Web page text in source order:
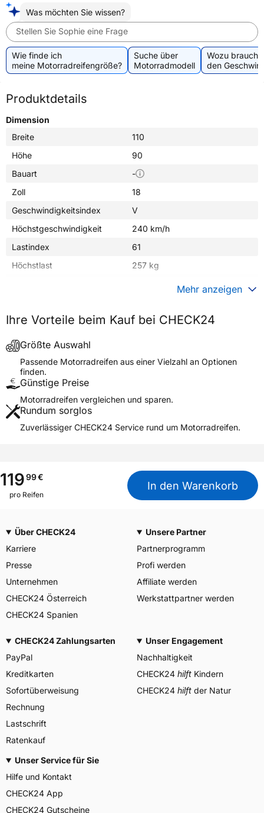
Was möchten Sie wissen?
Stellen Sie Sophie eine Frage
Wie finde ich
meine Motorradreifengröße?
Suche über
Motorradmodell
Wozu
den
Produktdetails
Dimension
Breite
110
Höhe
90
Bauart
-
Zoll
18
Geschwindigkeitsindex
V
Höchstgeschwindigkeit
240 km/h
Lastindex
61
Höchstlast
257 kg
Fahrzeugtyp
Motorrad
Verwendung
Modellname
ARROWMAX STREETSMART
Reifenposition
Motorradtyp
Street
Weitere Eigenschaften
M+S
Nein
Motorrad Kennzeichnung
M/C
Allgemeine Produktsicherheit (GPSR)
Herstellerkontakt
Goodyear S.A. Innovation
Center, Avenue Gordon Smith
7750 Colmar-Berg
Luxemburg,
Mehr anzeigen
Ihre Vorteile beim Kauf bei CHECK24
Größte Auswahl
Passende Motorradreifen aus einer Vielzahl an Optionen
finden.
Günstige Preise
Motorradreifen vergleichen und sparen.
Rundum sorglos
Zuverlässiger CHECK24 Service rund um Motorradreifen.
11999€
pro Reifen
In den Warenkorb
Über CHECK24
Karriere
Presse
Unternehmen
CHECK24 Österreich
CHECK24 Spanien
Unsere Partner
Partnerprogramm
Profi werden
Affiliate werden
Werkstattpartner werden
CHECK24 Zahlungsarten
PayPal
Kreditkarten
Sofortüberweisung
Rechnung
Lastschrift
Ratenkauf
Unser Engagement
Nachhaltigkeit
CHECK24 hilft Kindern
CHECK24 hilft der Natur
Unser Service für Sie
Hilfe und Kontakt
CHECK24 App
CHECK24 Gutscheine